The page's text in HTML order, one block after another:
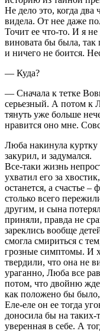
Не дело это, когда два
видела. От нее даже
Точит ее что-то. И я не
виновата бы была, так
и ничего не боится.
— Куда?
— Сначала к тетке
серьезный. А потом к
тянуть уже больше
нравится оно мне.
Люба накинула куртку
закурил, и задумался.
Все-таки жизнь
ухватил его за
останется, а счастье
столько всего
другим, и сына
приняли, правда не
зареклись вообще
смогла смириться с
грозные симптомы. И
твердили, что она не
ураганно, Люба все
потом, что двойню
как положено бы
Еле-еле он ее тогда
доносила бы на таких-
уверенная в себе. А